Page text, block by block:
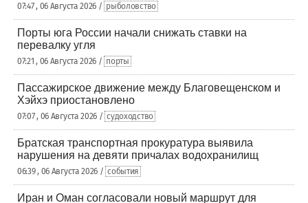
07:47 , 06 Августа 2026 / рыболовство
Порты юга России начали снижать ставки на
перевалку угля
07:21 , 06 Августа 2026 / порты
Пассажирское движение между Благовещенском и
Хэйхэ приостановлено
07:07 , 06 Августа 2026 / судоходство
Братская транспортная прокуратура выявила
нарушения на девяти причалах водохранилищ
06:39 , 06 Августа 2026 / события
Иран и Оман согласовали новый маршрут для